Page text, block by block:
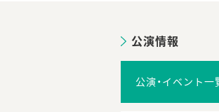
公演情報
公演・イベント一